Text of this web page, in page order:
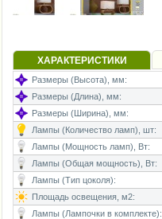
ХАРАКТЕРИСТИКИ
Размеры (Высота), мм:
Размеры (Длина), мм:
Размеры (Ширина), мм:
Лампы (Количество ламп), шт:
Лампы (Мощность ламп), Вт:
Лампы (Общая мощность), Вт:
Лампы (Тип цоколя):
Площадь освещения, м2:
Лампы (Лампочки в комплекте):